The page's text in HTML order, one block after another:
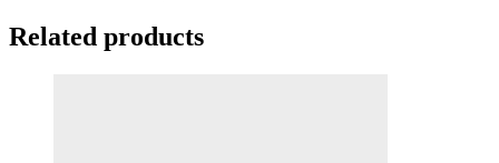
Related products